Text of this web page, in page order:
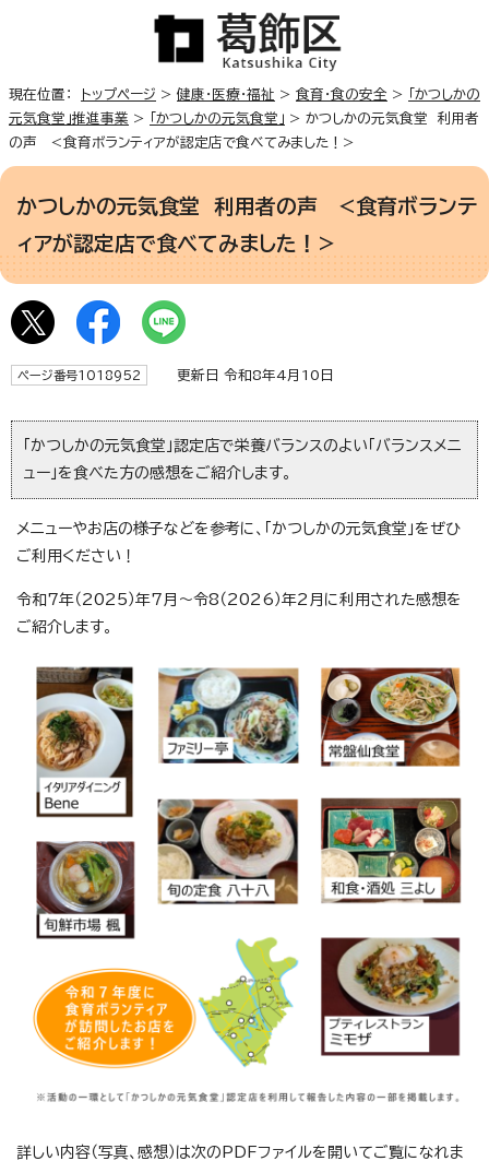
現在位置： トップページ > 健康・医療・福祉 > 食育・食の安全 > 「かつしかの
元気食堂」推進事業 > 「かつしかの元気食堂」 > かつしかの元気食堂 利用者
の声 <食育ボランティアが認定店で食べてみました！>
かつしかの元気食堂 利用者の声 <食育ボランテ
ィアが認定店で食べてみました！>
ページ番号1018952 更新日 令和8年4月10日
「かつしかの元気食堂」認定店で栄養バランスのよい「バランスメニ
ュー」を食べた方の感想をご紹介します。
メニューやお店の様子などを参考に、「かつしかの元気食堂」をぜひ
ご利用ください！
令和7年（2025）年7月～令8（2026）年2月に利用された感想を
ご紹介します。
詳しい内容（写真、感想）は次のPDFファイルを開いてご覧になれま